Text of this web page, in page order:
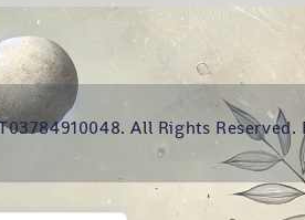
All Rights Reserved.